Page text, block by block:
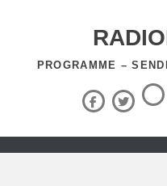
PROGRAMME –
Facebook
X
(Twitter)
Zum